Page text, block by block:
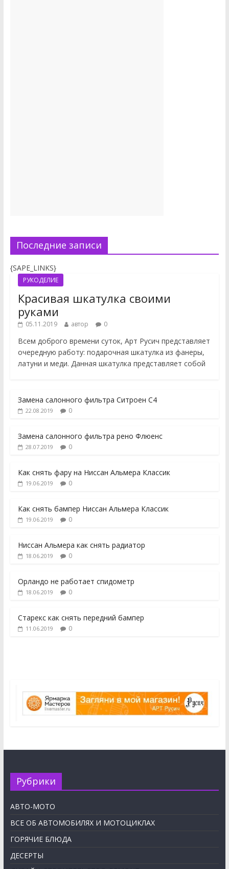
Последние записи
{SAPE_LINKS}
РУКОДЕЛИЕ
Красивая шкатулка своими
руками
05.11.2019 автор 0
Всем доброго времени суток, Арт Русич представляет
очередную работу: подарочная шкатулка из фанеры,
латуни и меди. Данная шкатулка представляет собой
Замена салонного фильтра Ситроен С4
22.08.2019 0
Замена салонного фильтра рено Флюенс
28.07.2019 0
Как снять фару на Ниссан Альмера Классик
19.06.2019 0
Как снять бампер Ниссан Альмера Классик
19.06.2019 0
Ниссан Альмера как снять радиатор
18.06.2019 0
Орландо не работает спидометр
18.06.2019 0
Старекс как снять передний бампер
11.06.2019 0
Рубрики
АВТО-МОТО
ВСЕ ОБ АВТОМОБИЛЯХ И МОТОЦИКЛАХ
ГОРЯЧИЕ БЛЮДА
ДЕСЕРТЫ